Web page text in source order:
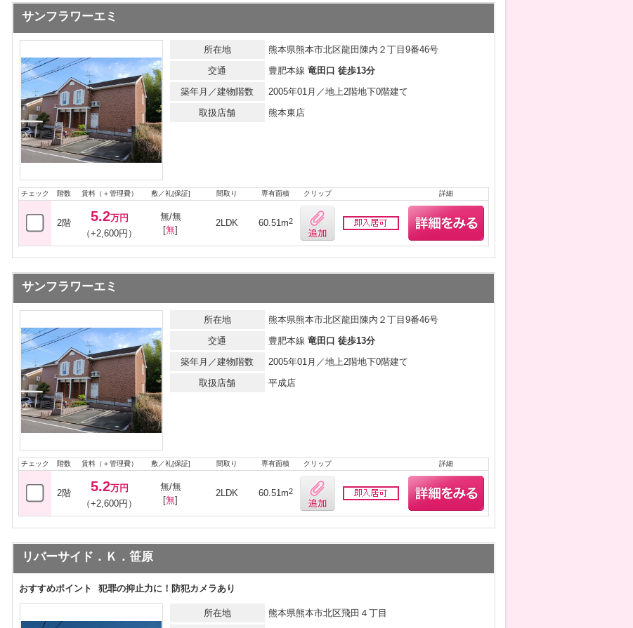
サンフラワーエミ
所在地
熊本県熊本市北区龍田陳内２丁目9番46号
交通
豊肥本線 竜田口 徒歩13分
築年月／建物階数
2005年01月／地上2階地下0階建て
取扱店舗
熊本東店
チェック 階数 賃料（＋管理費） 敷／礼[保証] 間取り 専有面積 クリップ 詳細
2階 5.2万円
（+2,600円）
無/無
[無]
2LDK 60.51m2
サンフラワーエミ
所在地
熊本県熊本市北区龍田陳内２丁目9番46号
交通
豊肥本線 竜田口 徒歩13分
築年月／建物階数
2005年01月／地上2階地下0階建て
取扱店舗
平成店
チェック 階数 賃料（＋管理費） 敷／礼[保証] 間取り 専有面積 クリップ 詳細
2階 5.2万円
（+2,600円）
無/無
[無]
2LDK 60.51m2
リバーサイド．Ｋ．笹原
おすすめポイント 犯罪の抑止力に！防犯カメラあり
所在地
熊本県熊本市北区飛田４丁目